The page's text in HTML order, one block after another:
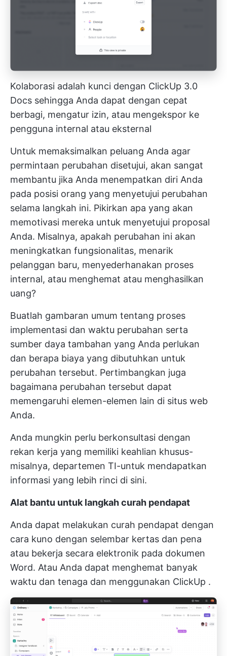
Kolaborasi adalah kunci dengan ClickUp 3.0
Docs sehingga Anda dapat dengan cepat
berbagi, mengatur izin, atau mengekspor ke
pengguna internal atau eksternal
Untuk memaksimalkan peluang Anda agar
permintaan perubahan disetujui, akan sangat
membantu jika Anda menempatkan diri Anda
pada posisi orang yang menyetujui perubahan
selama langkah ini. Pikirkan apa yang akan
memotivasi mereka untuk menyetujui proposal
Anda. Misalnya, apakah perubahan ini akan
meningkatkan fungsionalitas, menarik
pelanggan baru, menyederhanakan proses
internal, atau menghemat atau menghasilkan
uang?
Buatlah gambaran umum tentang proses
implementasi dan waktu perubahan serta
sumber daya tambahan yang Anda perlukan
dan berapa biaya yang dibutuhkan untuk
perubahan tersebut. Pertimbangkan juga
bagaimana perubahan tersebut dapat
memengaruhi elemen-elemen lain di situs web
Anda.
Anda mungkin perlu berkonsultasi dengan
rekan kerja yang memiliki keahlian khusus-
misalnya, departemen TI-untuk mendapatkan
informasi yang lebih rinci di sini.
Alat bantu untuk langkah curah pendapat
Anda dapat melakukan curah pendapat dengan
cara kuno dengan selembar kertas dan pena
atau bekerja secara elektronik pada dokumen
Word. Atau Anda dapat menghemat banyak
waktu dan tenaga dan menggunakan ClickUp .